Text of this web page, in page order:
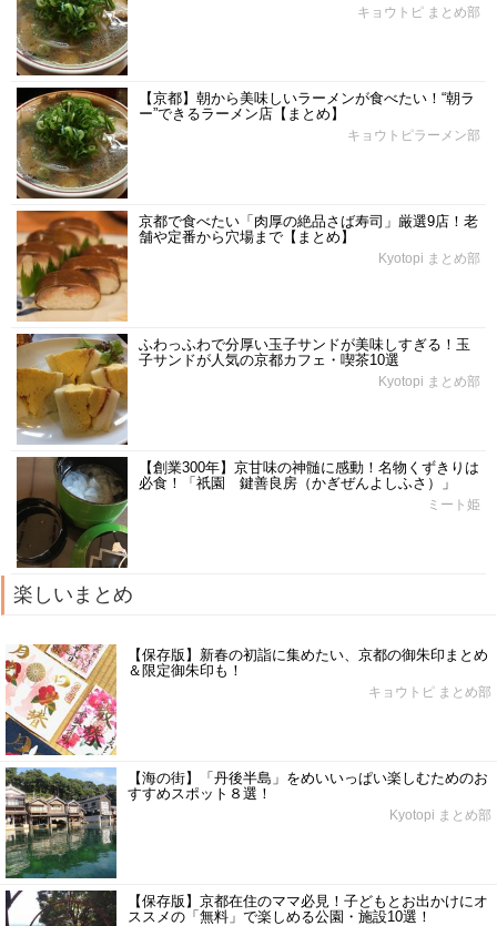
キョウトピ まとめ部
【京都】朝から美味しいラーメンが食べたい！“朝ラ
ー”できるラーメン店【まとめ】
キョウトピラーメン部
京都で食べたい「肉厚の絶品さば寿司」厳選9店！老
舗や定番から穴場まで【まとめ】
Kyotopi まとめ部
ふわっふわで分厚い玉子サンドが美味しすぎる！玉
子サンドが人気の京都カフェ・喫茶10選
Kyotopi まとめ部
【創業300年】京甘味の神髄に感動！名物くずきりは
必食！「祇園 鍵善良房（かぎぜんよしふさ）」
ミート姫
楽しいまとめ
【保存版】新春の初詣に集めたい、京都の御朱印まとめ
＆限定御朱印も！
キョウトピ まとめ部
【海の街】「丹後半島」をめいいっぱい楽しむためのお
すすめスポット８選！
Kyotopi まとめ部
【保存版】京都在住のママ必見！子どもとお出かけにオ
ススメの「無料」で楽しめる公園・施設10選！